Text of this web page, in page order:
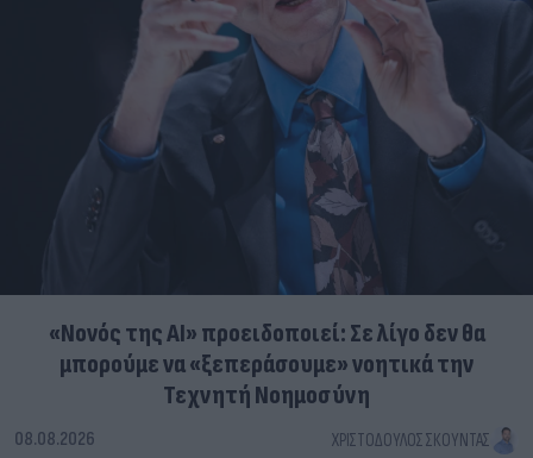
«Νονός της AI» προειδοποιεί: Σε λίγο δεν θα
μπορούμε να «ξεπεράσουμε» νοητικά την
Τεχνητή Νοημοσύνη
08.08.2026 ΧΡΙΣΤΌΔΟΥΛΟΣ ΣΚΟΎΝΤΑΣ